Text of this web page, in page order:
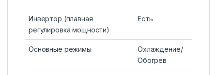
Инвертор (плавная
регулировка мощности)
Есть
Основные режимы
Охлаждение/
Обогрев